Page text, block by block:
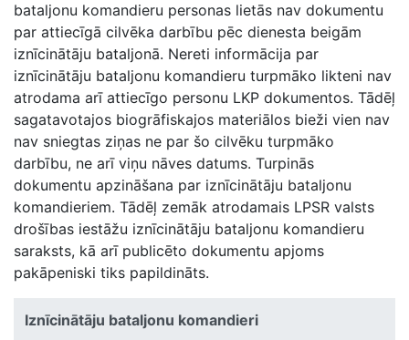
bataljonu komandieru personas lietās nav dokumentu
par attiecīgā cilvēka darbību pēc dienesta beigām
iznīcinātāju bataljonā. Nereti informācija par
iznīcinātāju bataljonu komandieru turpmāko likteni nav
atrodama arī attiecīgo personu LKP dokumentos. Tādēļ
sagatavotajos biogrāfiskajos materiālos bieži vien nav
nav sniegtas ziņas ne par šo cilvēku turpmāko
darbību, ne arī viņu nāves datums. Turpinās
dokumentu apzināšana par iznīcinātāju bataljonu
komandieriem. Tādēļ zemāk atrodamais LPSR valsts
drošības iestāžu iznīcinātāju bataljonu komandieru
saraksts, kā arī publicēto dokumentu apjoms
pakāpeniski tiks papildināts.
Iznīcinātāju bataljonu komandieri